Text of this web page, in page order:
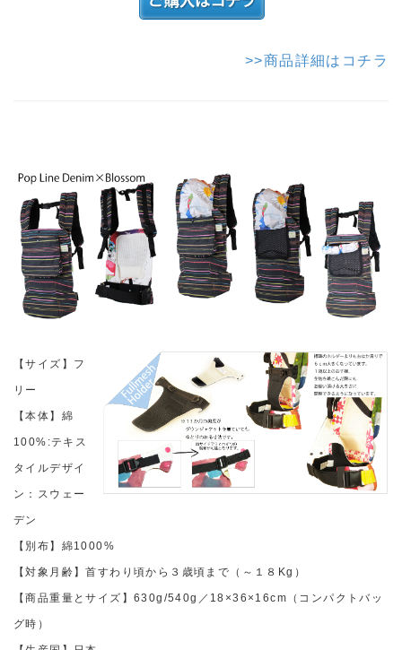
>>商品詳細はコチラ
【サイズ】フ
リー
【本体】綿
100%:テキス
タイルデザイ
ン：スウェー
デン
【別布】綿1000%
【対象月齢】首すわり頃から３歳頃まで（～１８Kg）
【商品重量とサイズ】630g/540g／18×36×16cm（コンパクトバッ
グ時）